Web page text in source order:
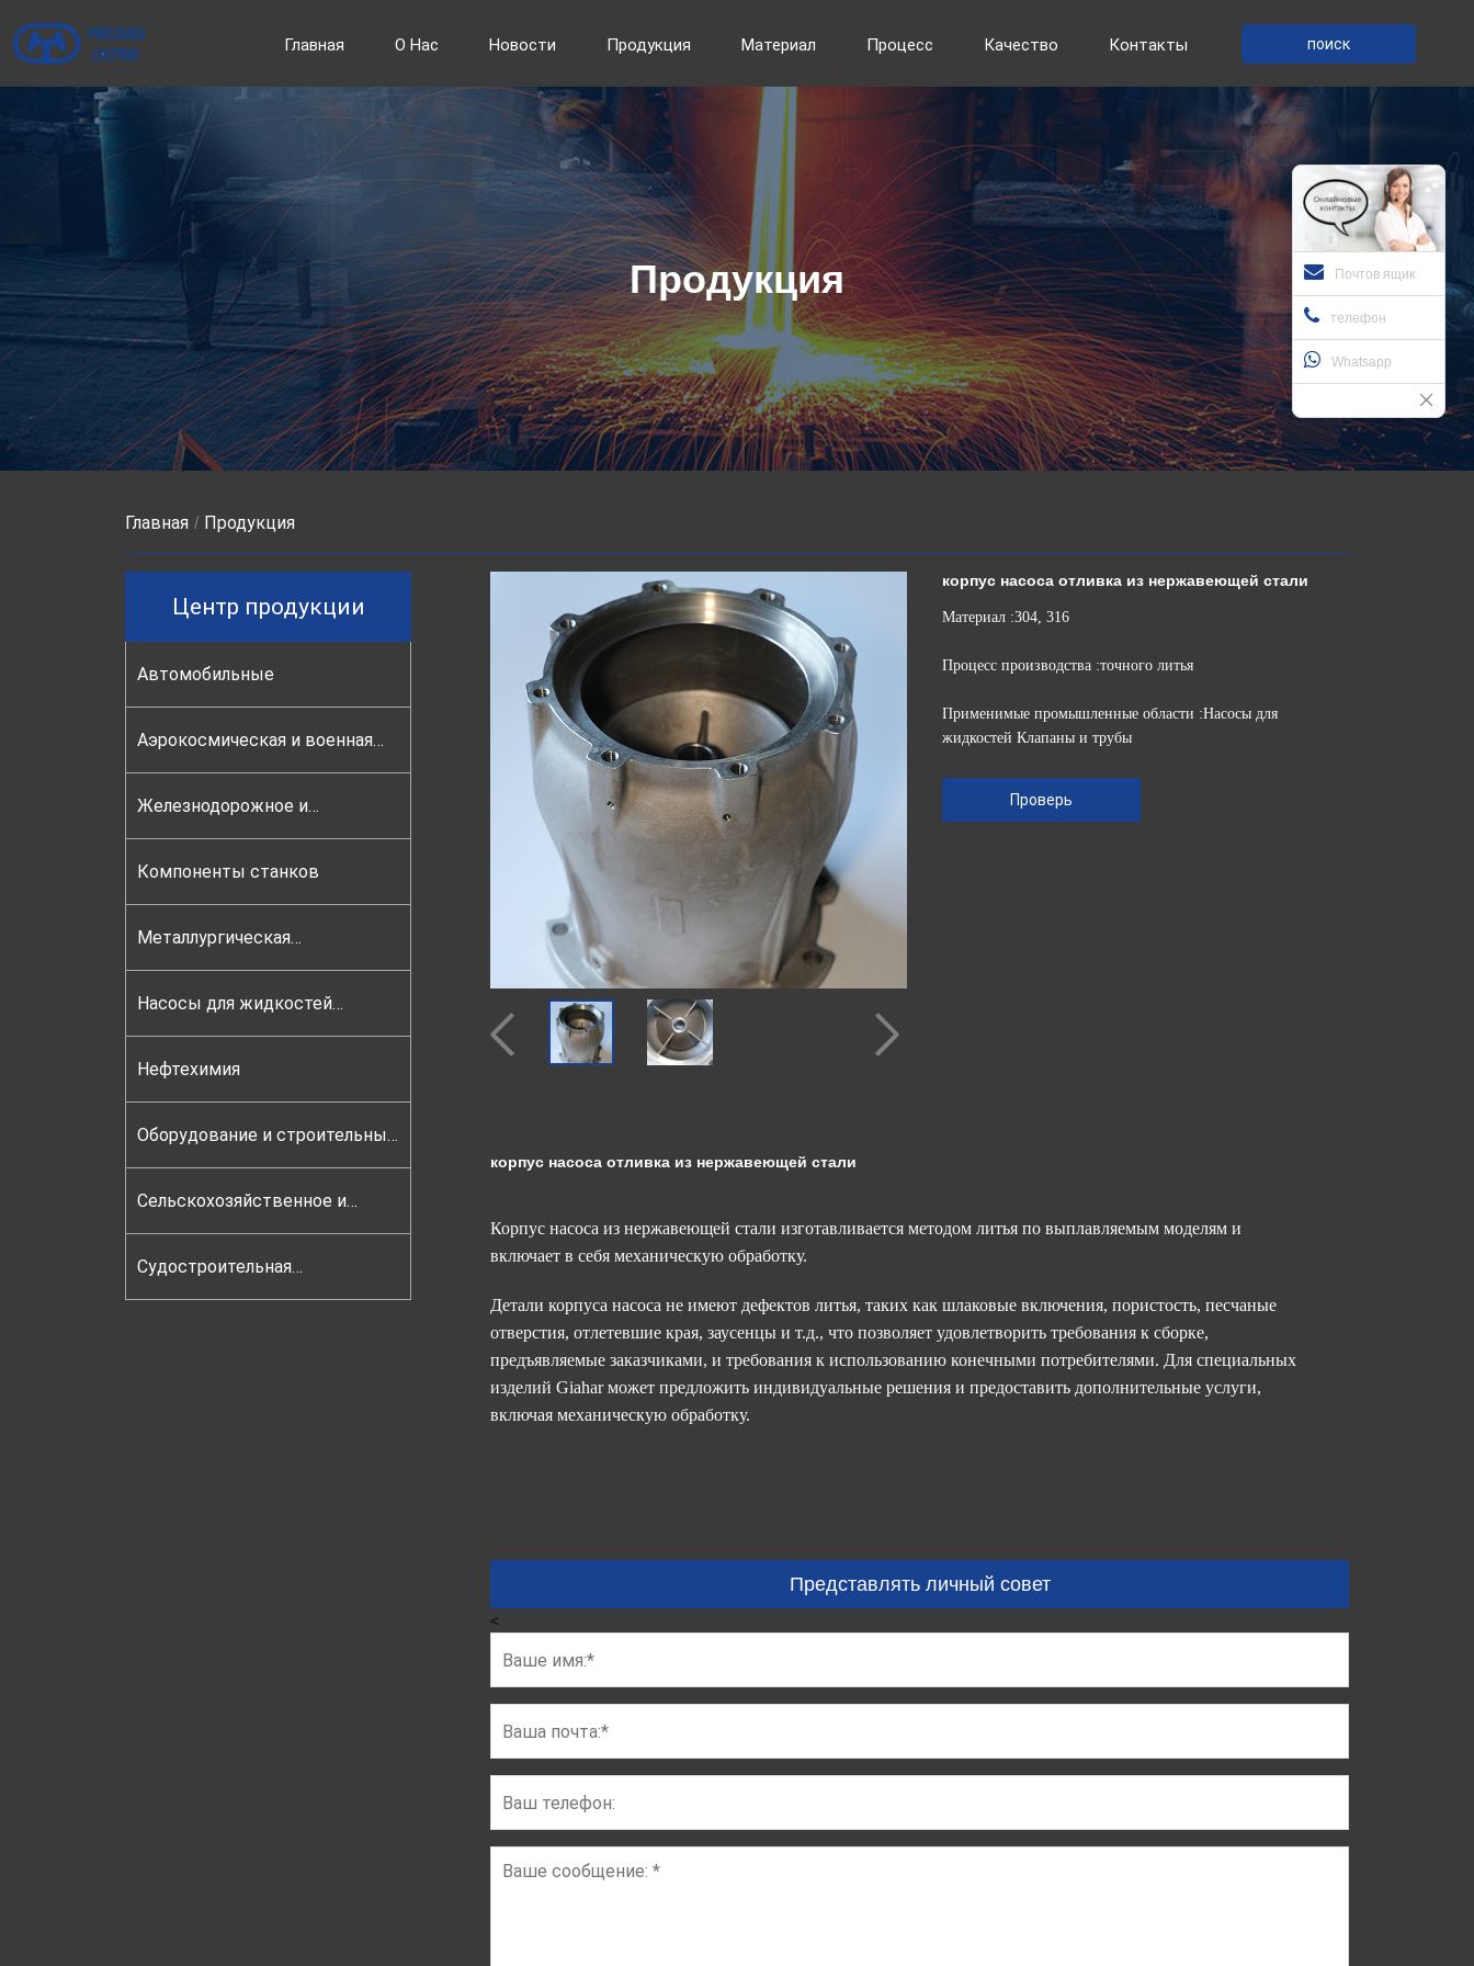
Главная О Нас Новости Продукция Материал Процесс Качество Контакты поиск
Продукция
Главная Продукция
Центр продукции
Автомобильные
Аэрокосмическая и военная
Железнодорожное и
Компоненты станков
Металлургическая
Насосы для жидкостей
Нефтехимия
Оборудование и строительные
Сельскохозяйственное и
Судостроительная
корпус насоса отливка из нержавеющей стали
Материал :304, 316
Процесс производства :точного литья
Применимые промышленные области :Насосы для
жидкостей Клапаны и трубы
Проверь
корпус насоса отливка из нержавеющей стали
Корпус насоса из нержавеющей стали изготавливается методом литья по выплавляемым моделям и
включает в себя механическую обработку.
Детали корпуса насоса не имеют дефектов литья, таких как шлаковые включения, пористость, песчаные
отверстия, отлетевшие края, заусенцы и т.д., что позволяет удовлетворить требования к сборке,
предъявляемые заказчиками, и требования к использованию конечными потребителями. Для специальных
изделий Giahar может предложить индивидуальные решения и предоставить дополнительные услуги,
включая механическую обработку.
Представлять личный совет
<
Почтов ящик
телефон
Whatsapp